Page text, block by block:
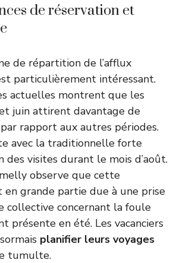
de réservation et
de répartition de l’afflux
particulièrement intéressant.
actuelles montrent que les
juin attirent davantage de
rapport aux autres périodes.
avec la traditionnelle forte
des visites durant le mois d’août.
observe que cette
grande partie due à une prise
collective concernant la foule
présente en été. Les vacanciers
planifier leurs voyages
tumulte.